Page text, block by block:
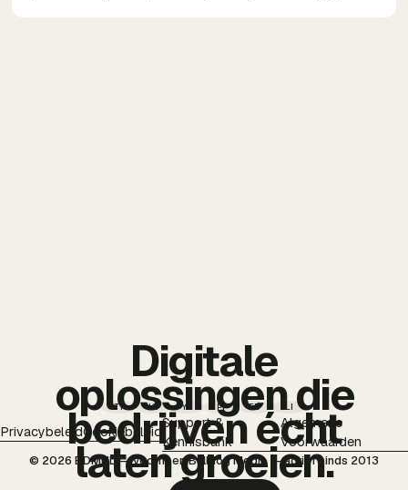
TT IG YT PI FB LI
PrivacybeleidCookiebeleid
Support &
Kennisbank
Algemene
Voorwaarden
© 2026 BDMNL — voorheen Bulldog Media — actief sinds 2013
Digitale
oplossingen die
bedrijven écht
laten groeien.